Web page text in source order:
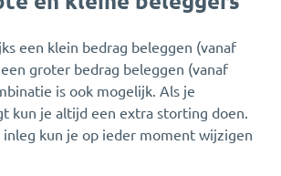
een klein bedrag beleggen (vanaf
groter bedrag beleggen (vanaf
is ook mogelijk. Als je
kun je altijd een extra storting doen.
inleg kun je op ieder moment wijzigen